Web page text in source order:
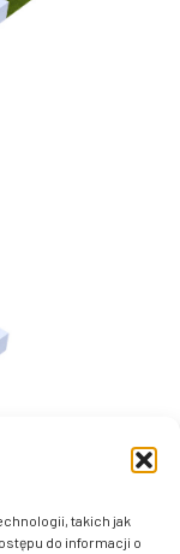
takich jak
do informacji o